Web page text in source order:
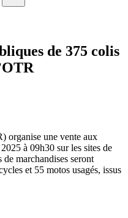
de 375 colis
organise une vente aux
à 09h30 sur les sites de
marchandises seront
et 55 motos usagés, issus